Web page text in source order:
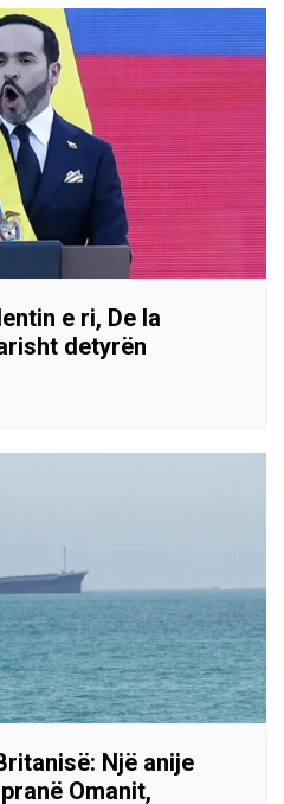
e ri, De la
detyrën
Një anije
Omanit,